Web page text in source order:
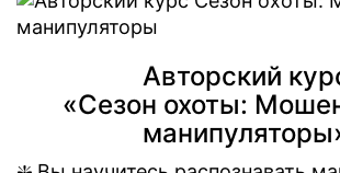
Авторский
«Сезон охоты: